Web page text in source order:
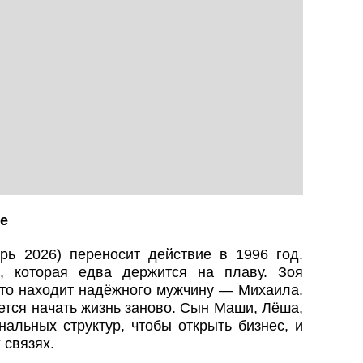
2026) переносит действие в 1996 год.
едва держится на плаву. Зоя
находит надёжного мужчину — Михаила.
начать жизнь заново. Сын Маши, Лёша,
структур, чтобы открыть бизнес, и